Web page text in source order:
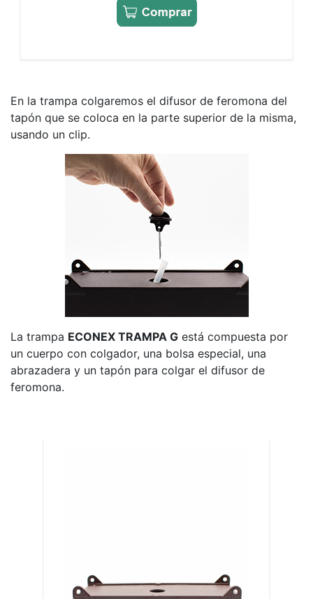
En la trampa colgaremos el difusor de feromona del
tapón que se coloca en la parte superior de la misma,
usando un clip.
La trampa ECONEX TRAMPA G está compuesta por
un cuerpo con colgador, una bolsa especial, una
abrazadera y un tapón para colgar el difusor de
feromona.